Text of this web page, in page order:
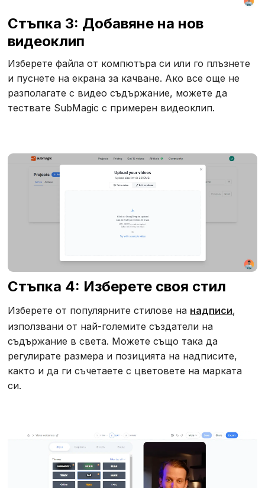
Стъпка 3: Добавяне на нов
видеоклип
Изберете файла от компютъра си или го плъзнете
и пуснете на екрана за качване. Ако все още не
разполагате с видео съдържание, можете да
тествате SubMagic с примерен видеоклип.
Стъпка 4: Изберете своя стил
Изберете от популярните стилове на надписи,
използвани от най-големите създатели на
съдържание в света. Можете също така да
регулирате размера и позицията на надписите,
както и да ги съчетаете с цветовете на марката
си.